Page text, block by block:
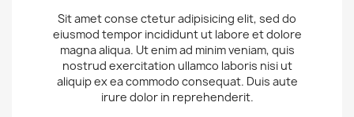
Sit amet conse ctetur adipisicing elit, sed do
eiusmod tempor incididunt ut labore et dolore
magna aliqua. Ut enim ad minim veniam, quis
nostrud exercitation ullamco laboris nisi ut
aliquip ex ea commodo consequat. Duis aute
irure dolor in reprehenderit.